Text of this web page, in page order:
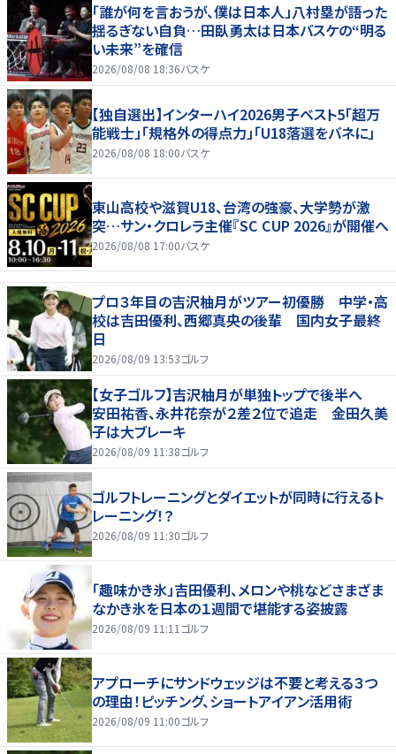
「誰が何を言おうが、僕は日本人」八村塁が語った
揺るぎない自負…田臥勇太は日本バスケの“明る
い未来”を確信
2026/08/08 18:36バスケ
【独自選出】インターハイ2026男子ベスト5「超万
能戦士」「規格外の得点力」「U18落選をバネに」
2026/08/08 18:00バスケ
東山高校や滋賀U18、台湾の強豪、大学勢が激
突…サン・クロレラ主催『SC CUP 2026』が開催へ
2026/08/08 17:00バスケ
プロ３年目の吉沢柚月がツアー初優勝 中学・高
校は吉田優利、西郷真央の後輩 国内女子最終
日
2026/08/09 13:53ゴルフ
【女子ゴルフ】吉沢柚月が単独トップで後半へ
安田祐香、永井花奈が２差２位で追走 金田久美
子は大ブレーキ
2026/08/09 11:38ゴルフ
ゴルフトレーニングとダイエットが同時に行えるト
レーニング！？
2026/08/09 11:30ゴルフ
「趣味かき氷」吉田優利、メロンや桃などさまざま
なかき氷を日本の１週間で堪能する姿披露
2026/08/09 11:11 ゴルフ
アプローチにサンドウェッジは不要と考える３つ
の理由！ピッチング、ショートアイアン活用術
2026/08/09 11:00ゴルフ